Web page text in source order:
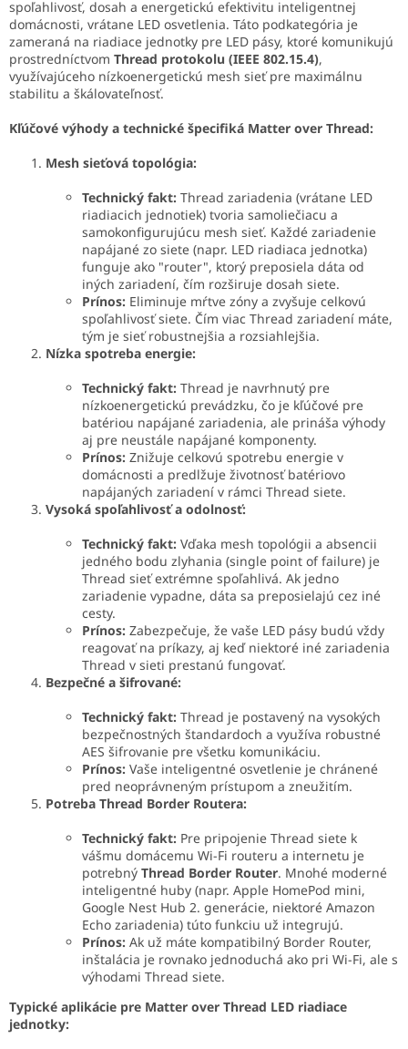
e
p
r
v
k
ý
u
spoľahlivosť, dosah a energetickú efektivitu inteligentnej
domácnosti, vrátane LED osvetlenia. Táto podkategória je
zameraná na riadiace jednotky pre LED pásy, ktoré komunikujú
prostredníctvom Thread protokolu (IEEE 802.15.4),
využívajúceho nízkoenergetickú mesh sieť pre maximálnu
stabilitu a škálovateľnosť.
Kľúčové výhody a technické špecifiká Matter over Thread:
Mesh sieťová topológia:
Technický fakt: Thread zariadenia (vrátane LED
riadiacich jednotiek) tvoria samoliečiacu a
samokonfigurujúcu mesh sieť. Každé zariadenie
napájané zo siete (napr. LED riadiaca jednotka)
funguje ako "router", ktorý preposiela dáta od
iných zariadení, čím rozširuje dosah siete.
Prínos: Eliminuje mŕtve zóny a zvyšuje celkovú
spoľahlivosť siete. Čím viac Thread zariadení máte,
tým je sieť robustnejšia a rozsiahlejšia.
Nízka spotreba energie:
Technický fakt: Thread je navrhnutý pre
nízkoenergetickú prevádzku, čo je kľúčové pre
batériou napájané zariadenia, ale prináša výhody
aj pre neustále napájané komponenty.
Prínos: Znižuje celkovú spotrebu energie v
domácnosti a predlžuje životnosť batériovo
napájaných zariadení v rámci Thread siete.
Vysoká spoľahlivosť a odolnosť:
Technický fakt: Vďaka mesh topológii a absencii
jedného bodu zlyhania (single point of failure) je
Thread sieť extrémne spoľahlivá. Ak jedno
zariadenie vypadne, dáta sa preposielajú cez iné
cesty.
Prínos: Zabezpečuje, že vaše LED pásy budú vždy
reagovať na príkazy, aj keď niektoré iné zariadenia
Thread v sieti prestanú fungovať.
Bezpečné a šifrované:
Technický fakt: Thread je postavený na vysokých
bezpečnostných štandardoch a využíva robustné
AES šifrovanie pre všetku komunikáciu.
Prínos: Vaše inteligentné osvetlenie je chránené
pred neoprávneným prístupom a zneužitím.
Potreba Thread Border Routera:
Technický fakt: Pre pripojenie Thread siete k
vášmu domácemu Wi-Fi routeru a internetu je
potrebný Thread Border Router. Mnohé moderné
inteligentné huby (napr. Apple HomePod mini,
Google Nest Hub 2. generácie, niektoré Amazon
Echo zariadenia) túto funkciu už integrujú.
Prínos: Ak už máte kompatibilný Border Router,
inštalácia je rovnako jednoduchá ako pri Wi-Fi, ale s
výhodami Thread siete.
Typické aplikácie pre Matter over Thread LED riadiace
jednotky: